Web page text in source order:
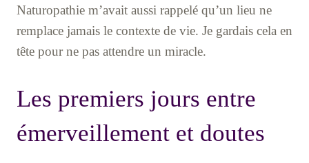
Naturopathie m’avait aussi rappelé qu’un lieu ne
remplace jamais le contexte de vie. Je gardais cela en
tête pour ne pas attendre un miracle.
Les premiers jours entre
émerveillement et doutes